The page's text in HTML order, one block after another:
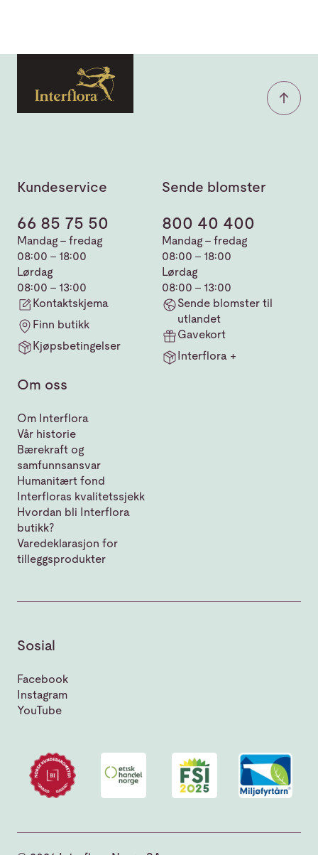
Kundeservice
66 85 75 50
Mandag - fredag
08:00 - 18:00
Lørdag
08:00 - 13:00
Kontaktskjema
Finn butikk
Kjøpsbetingelser
Sende blomster
800 40 400
Mandag - fredag
08:00 - 18:00
Lørdag
08:00 - 13:00
Sende blomster til
utlandet
Gavekort
Interflora +
Om oss
Om Interflora
Vår historie
Bærekraft og
samfunnsansvar
Humanitært fond
Interfloras kvalitetssjekk
Hvordan bli Interflora
butikk?
Varedeklarasjon for
tilleggsprodukter
Sosial
Facebook
Instagram
YouTube